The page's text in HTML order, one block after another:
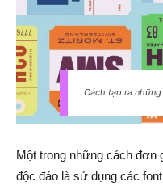
Cách tạo ra
Một trong những cách đơn
độc đáo là sử dụng các